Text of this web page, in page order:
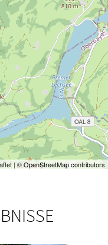
| ©OpenStreetMap contributors